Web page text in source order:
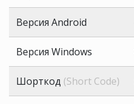
Версия Android
Версия Windows
Шорткод (Short Code)